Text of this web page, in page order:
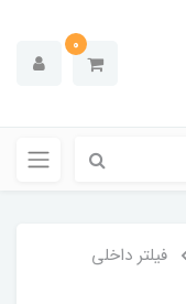
0
فیلتر داخلی